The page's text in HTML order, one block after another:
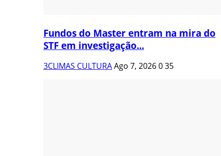
Fundos do Master entram na mira do
STF em investigação...
3CLIMAS CULTURAAgo 7, 2026035